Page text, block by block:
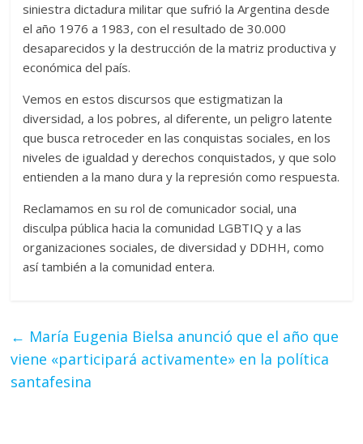
siniestra dictadura militar que sufrió la Argentina desde
el año 1976 a 1983, con el resultado de 30.000
desaparecidos y la destrucción de la matriz productiva y
económica del país.
Vemos en estos discursos que estigmatizan la
diversidad, a los pobres, al diferente, un peligro latente
que busca retroceder en las conquistas sociales, en los
niveles de igualdad y derechos conquistados, y que solo
entienden a la mano dura y la represión como respuesta.
Reclamamos en su rol de comunicador social, una
disculpa pública hacia la comunidad LGBTIQ y a las
organizaciones sociales, de diversidad y DDHH, como
así también a la comunidad entera.
← María Eugenia Bielsa anunció que el año que
viene «participará activamente» en la política
santafesina